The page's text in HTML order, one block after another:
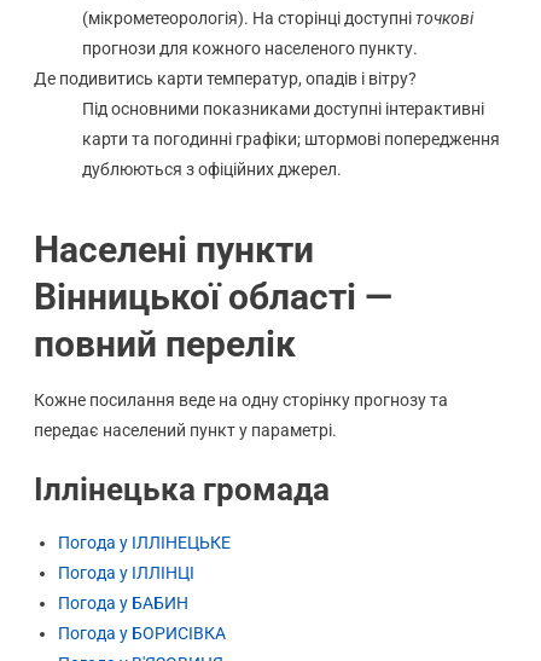
(мікрометеорологія). На сторінці доступніточкові
прогнози для кожного населеного пункту.
Де подивитись карти температур, опадів і вітру?
Під основними показниками доступні інтерактивні
карти та погодинні графіки; штормові попередження
дублюються з офіційних джерел.
Населені пункти
Вінницької області —
повний перелік
Кожне посилання веде на одну сторінку прогнозу та
передає населений пункт у параметрі.
Іллінецька громада
Погода у ІЛЛІНЕЦЬКЕ
Погода у ІЛЛІНЦІ
Погода у БАБИН
Погода у БОРИСІВКА